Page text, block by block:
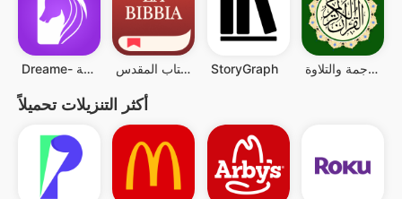
Dreame- قراءة القصص الرومانسية الكتاب المقدس StoryGraph القرآن مع الترجمة والتلاوة
أكثر التنزيلات تحميلاً